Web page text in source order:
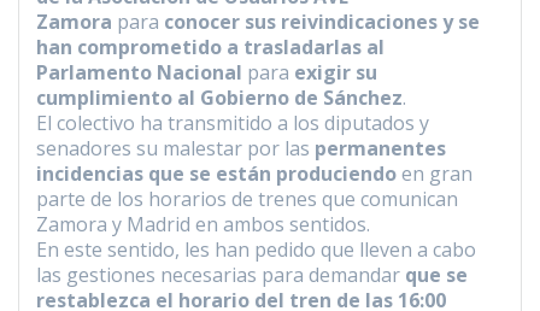
Zamora para conocer sus reivindicaciones y se
han comprometido a trasladarlas al
Parlamento Nacional para exigir su
cumplimiento al Gobierno de Sánchez.
El colectivo ha transmitido a los diputados y
senadores su malestar por las permanentes
incidencias que se están produciendoen gran
parte de los horarios de trenes que comunican
Zamora y Madrid en ambos sentidos.
En este sentido, les han pedido que lleven a cabo
las gestiones necesarias para demandar que se
restablezca el horario del tren de las 16:00